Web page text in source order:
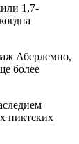
1,7-
Аберлемно,
более
пиктских